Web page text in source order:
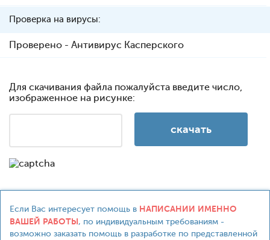
Проверка на вирусы:
Проверено - Антивирус Касперского
Для скачивания файла пожалуйста введите число,
изображенное на рисунке:
Если Вас интересует помощь в НАПИСАНИИ ИМЕННО
ВАШЕЙ РАБОТЫ, по индивидуальным требованиям -
возможно заказать помощь в разработке по представленной